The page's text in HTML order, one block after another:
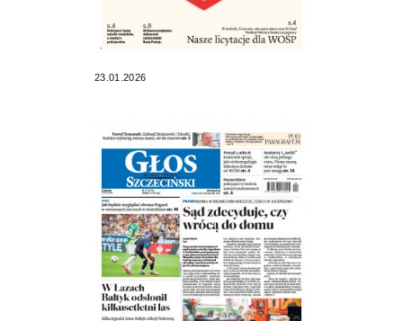
23.01.2026